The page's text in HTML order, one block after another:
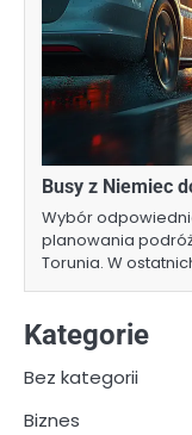
Busy z Niemiec
Wybór
planowania
Torunia. W
Kategorie
Bez kategorii
Biznes